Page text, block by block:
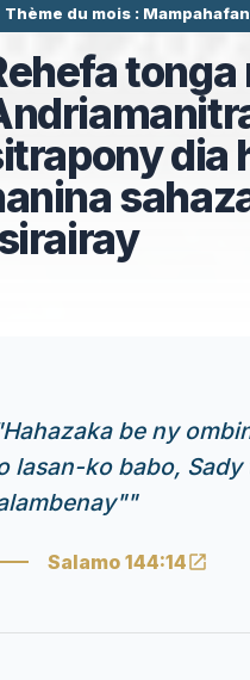
Thème du mois :
dia
be ny
lasan-ko babo,
"
Salamo 144:14